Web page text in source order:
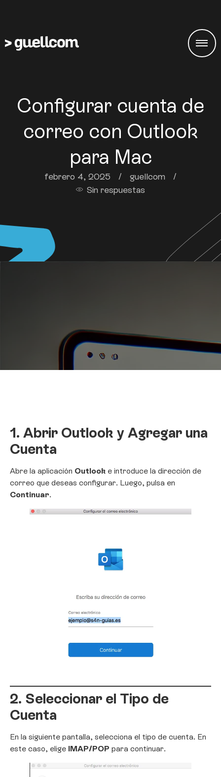
Configurar cuenta de
correo con Outlook
para Mac
febrero 4, 2025 / guellcom
/
Sin respuestas
1. Abrir Outlook y Agregar una
Cuenta
Abre la aplicación Outlook e introduce la dirección de
correo que deseas configurar. Luego, pulsa en
Continuar.
2. Seleccionar el Tipo de
Cuenta
En la siguiente pantalla, selecciona el tipo de cuenta. En
este caso, elige IMAP/POP para continuar.